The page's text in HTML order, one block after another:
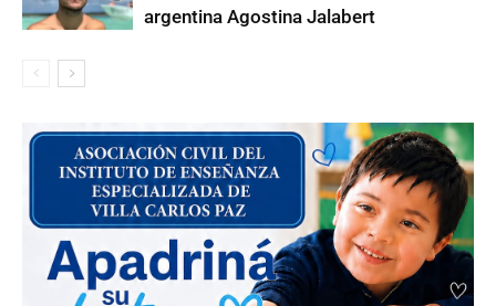
argentina Agostina Jalabert